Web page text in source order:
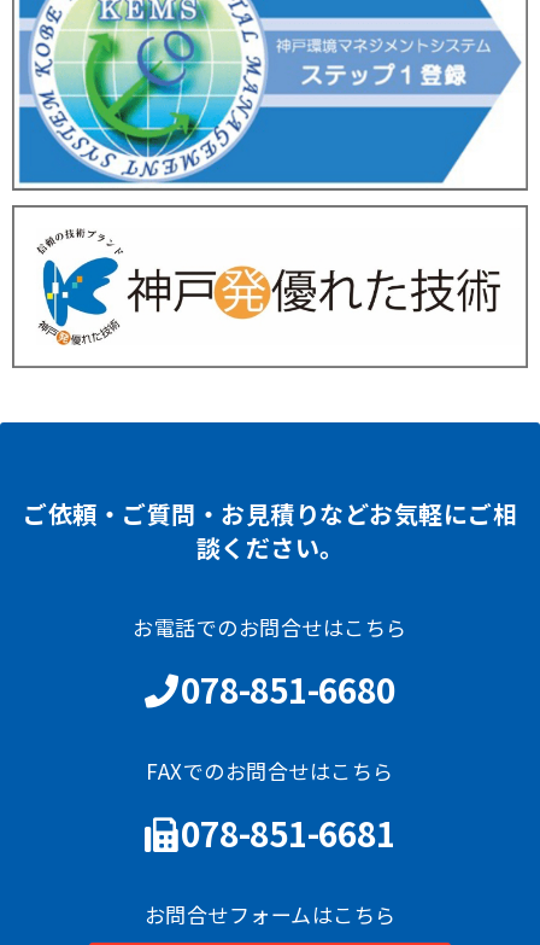
ご依頼・ご質問・お見積りなどお気軽にご相
談ください。
お電話でのお問合せはこちら
078-851-6680
FAXでのお問合せはこちら
078-851-6681
お問合せフォームはこちら